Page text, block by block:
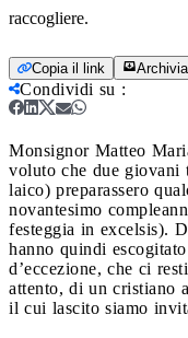
raccogliere.
Copia il link
Condividi su :
Monsignor Matteo
voluto che due giovani
laico) preparassero
novantesimo
festeggia in excelsis).
hanno quindi
d’eccezione, che ci
attento, di un cristiano
il cui lascito siamo